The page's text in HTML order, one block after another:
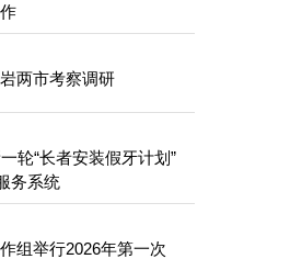
两市考察调研
轮“长者安装假牙计划”
务系统
组举行2026年第一次